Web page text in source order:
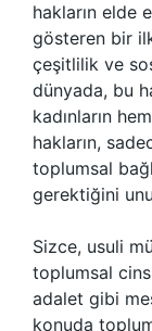
hakların elde
gösteren bir
çeşitlilik ve
dünyada, bu
kadınların
hakların,
toplumsal
gerektiğini
Sizce, usuli
toplumsal
adalet gibi
konuda